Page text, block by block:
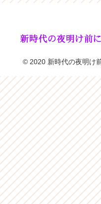
© 2020 新時代の夜明け